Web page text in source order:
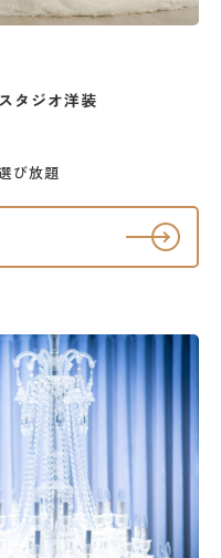
タジオ洋装
び放題